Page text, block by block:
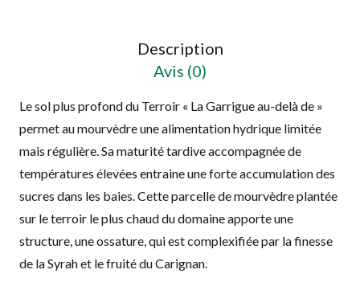
Description
Avis (0)
Le sol plus profond du Terroir « La Garrigue au-delà de »
permet au mourvèdre une alimentation hydrique limitée
mais régulière. Sa maturité tardive accompagnée de
températures élevées entraine une forte accumulation des
sucres dans les baies. Cette parcelle de mourvèdre plantée
sur le terroir le plus chaud du domaine apporte une
structure, une ossature, qui est complexifiée par la finesse
de la Syrah et le fruité du Carignan.